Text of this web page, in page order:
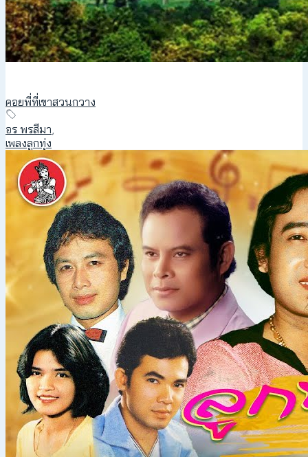
คอยพี่ที่เขาสวนกวาง
อร พรสีมา,
เพลงลูกทุ่ง